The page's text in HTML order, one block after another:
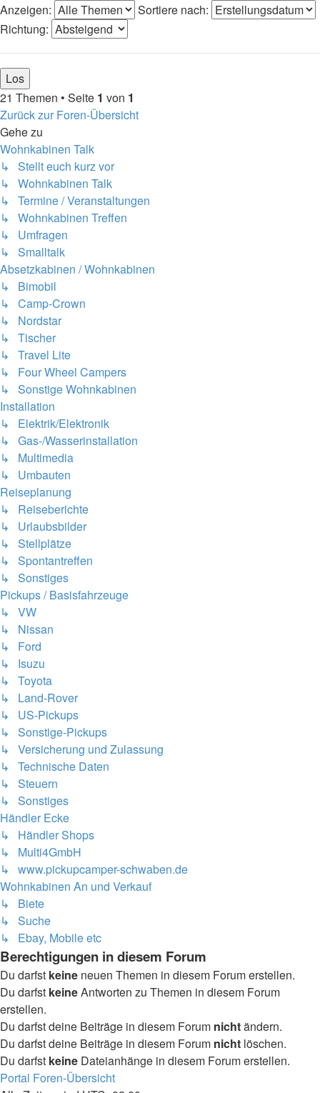
Anzeigen:
Sortiere nach:
Richtung:
21 Themen • Seite 1 von 1
Zurück zur Foren-Übersicht
Gehe zu
Wohnkabinen Talk
↳ Stellt euch kurz vor
↳ Wohnkabinen Talk
↳ Termine / Veranstaltungen
↳ Wohnkabinen Treffen
↳ Umfragen
↳ Smalltalk
Absetzkabinen / Wohnkabinen
↳ Bimobil
↳ Camp-Crown
↳ Nordstar
↳ Tischer
↳ Travel Lite
↳ Four Wheel Campers
↳ Sonstige Wohnkabinen
Installation
↳ Elektrik/Elektronik
↳ Gas-/Wasserinstallation
↳ Multimedia
↳ Umbauten
Reiseplanung
↳ Reiseberichte
↳ Urlaubsbilder
↳ Stellplätze
↳ Spontantreffen
↳ Sonstiges
Pickups / Basisfahrzeuge
↳ VW
↳ Nissan
↳ Ford
↳ Isuzu
↳ Toyota
↳ Land-Rover
↳ US-Pickups
↳ Sonstige-Pickups
↳ Versicherung und Zulassung
↳ Technische Daten
↳ Steuern
↳ Sonstiges
Händler Ecke
↳ Händler Shops
↳ Multi4GmbH
↳ www.pickupcamper-schwaben.de
Wohnkabinen An und Verkauf
↳ Biete
↳ Suche
↳ Ebay, Mobile etc
Berechtigungen in diesem Forum
Du darfst keine neuen Themen in diesem Forum erstellen.
Du darfst keineAntworten zu Themen in diesem Forum
erstellen.
Du darfst deine Beiträge in diesem Forum nichtändern.
Du darfst deine Beiträge in diesem Forum nicht löschen.
Du darfst keine Dateianhänge in diesem Forum erstellen.
Portal Foren-Übersicht